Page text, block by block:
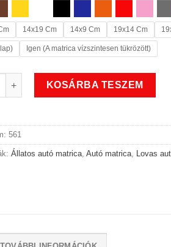
14x19 Cm 14x9 Cm 19x14 Cm
Igen (A matrica vízszintesen tükrözött)
lovas autó matrica mennyiség
KOSÁRBA TESZEM
561
Állatos autó matrica, Autó matrica, Lovas